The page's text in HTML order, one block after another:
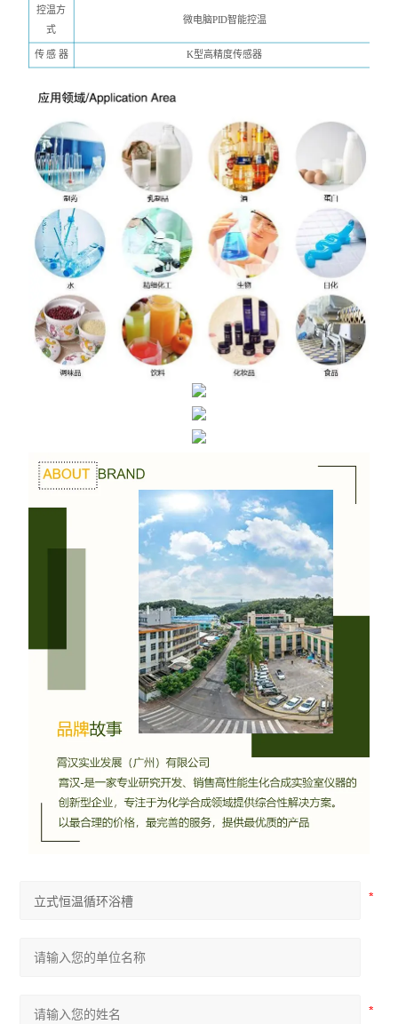
控温方
式
微电脑PID智能控温
传 感 器 K型高精度传感器